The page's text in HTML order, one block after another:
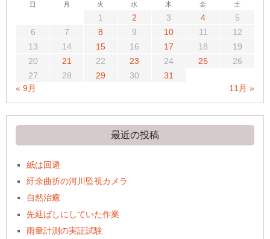
日 月 火 水 木 金 土
1 2 3 4
5
6
7 8 9 10 11
12
13
14 15 16 17 18
19
20
21 22 23 24 25
26
27
28 29 30
31
« 9月
11月 »
最近の投稿
紙は回避
紆余曲折の河川監視カメラ
自然治癒
先延ばしにしていた作業
雨量計測の実証試験